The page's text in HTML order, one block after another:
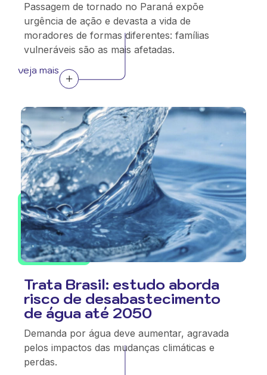
Passagem de tornado no Paraná expõe
urgência de ação e devasta a vida de
moradores de formas diferentes: famílias
vulneráveis são as mais afetadas.
veja mais
Trata Brasil: estudo aborda
risco de desabastecimento
de água até 2050
Demanda por água deve aumentar, agravada
pelos impactos das mudanças climáticas e
perdas.